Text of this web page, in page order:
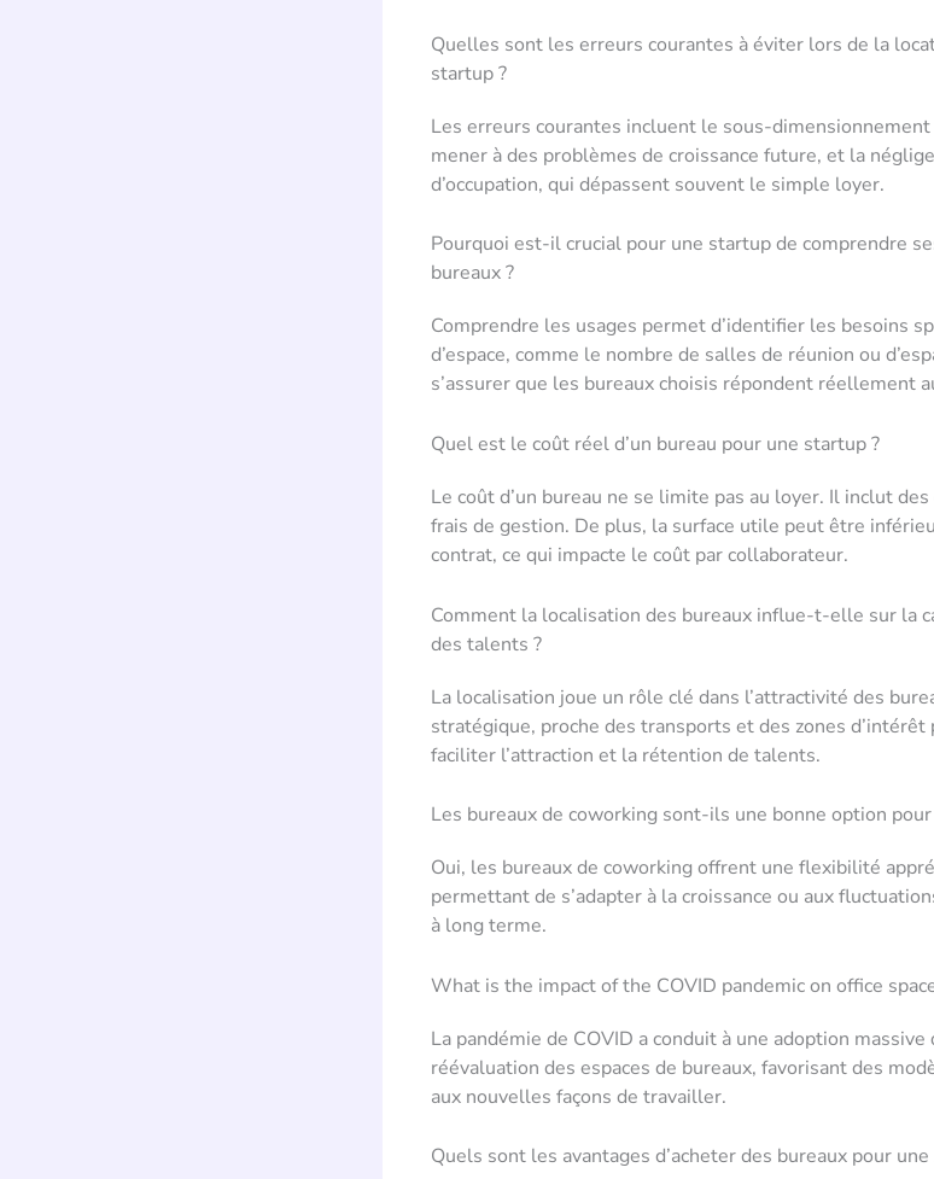
Quelles sont les erreurs courantes à éviter lors de la
startup ?
Les erreurs courantes incluent le sous-
mener à des problèmes de croissance future, et la
d’occupation, qui dépassent souvent le simple loyer.
Pourquoi est-il crucial pour une startup de comprendre
bureaux ?
Comprendre les usages permet d’identifier les besoins
d’espace, comme le nombre de salles de réunion ou
s’assurer que les bureaux choisis répondent réellement
Quel est le coût réel d’un bureau pour une startup ?
Le coût d’un bureau ne se limite pas au loyer. Il inclut
frais de gestion. De plus, la surface utile peut être
contrat, ce qui impacte le coût par collaborateur.
Comment la localisation des bureaux influe-t-elle sur la
des talents ?
La localisation joue un rôle clé dans l’attractivité des
stratégique, proche des transports et des zones
faciliter l’attraction et la rétention de talents.
Les bureaux de coworking sont-ils une bonne option
Oui, les bureaux de coworking offrent une flexibilité
permettant de s’adapter à la croissance ou aux
à long terme.
What is the impact of the COVID pandemic on office
La pandémie de COVID a conduit à une adoption
réévaluation des espaces de bureaux, favorisant des
aux nouvelles façons de travailler.
Quels sont les avantages d’acheter des bureaux pour